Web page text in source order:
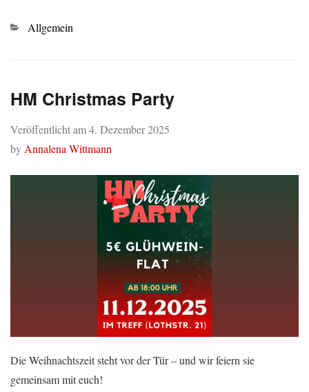
Kategorien
Allgemein
HM Christmas Party
Veröffentlicht am4. Dezember 2025
by Annalena Wittmann
Die Weihnachtszeit steht vor der Tür – und wir feiern sie
gemeinsam mit euch!